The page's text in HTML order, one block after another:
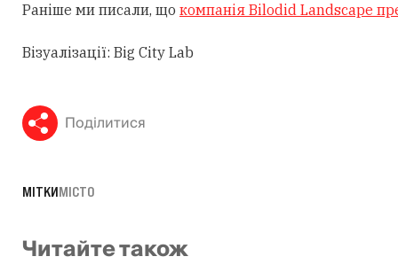
Раніше ми писали, що компанія Bilodid Landscape
Візуалізації: Big City Lab
Поділитися
МІТКИМІСТО
Читайте також